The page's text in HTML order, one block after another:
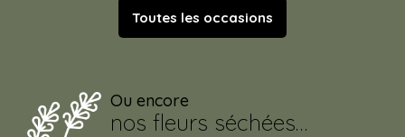
Toutes les occasions
Ou encore
nos fleurs séchées…